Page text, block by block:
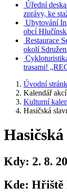
Úřední deska
zprávy, ke
Ubytování
obcí
Restaurace
okolí
trasami!
Úvodní
Kalendář akcí
Kulturní
Hasičská
Kdy: 2. 8.
Kde: Hřiště